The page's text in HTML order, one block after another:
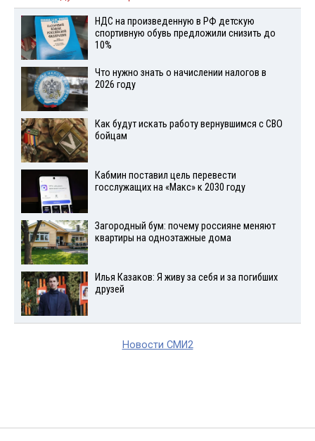
НДС на произведенную в РФ детскую
спортивную обувь предложили снизить до
10%
Что нужно знать о начислении налогов в
2026 году
Как будут искать работу вернувшимся с СВО
бойцам
Кабмин поставил цель перевести
госслужащих на «Макс» к 2030 году
Загородный бум: почему россияне меняют
квартиры на одноэтажные дома
Илья Казаков: Я живу за себя и за погибших
друзей
Новости СМИ2